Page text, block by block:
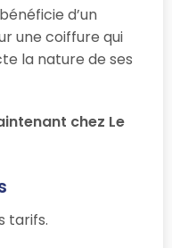
d’un
une coiffure qui
la nature de ses
chez Le
tarifs.